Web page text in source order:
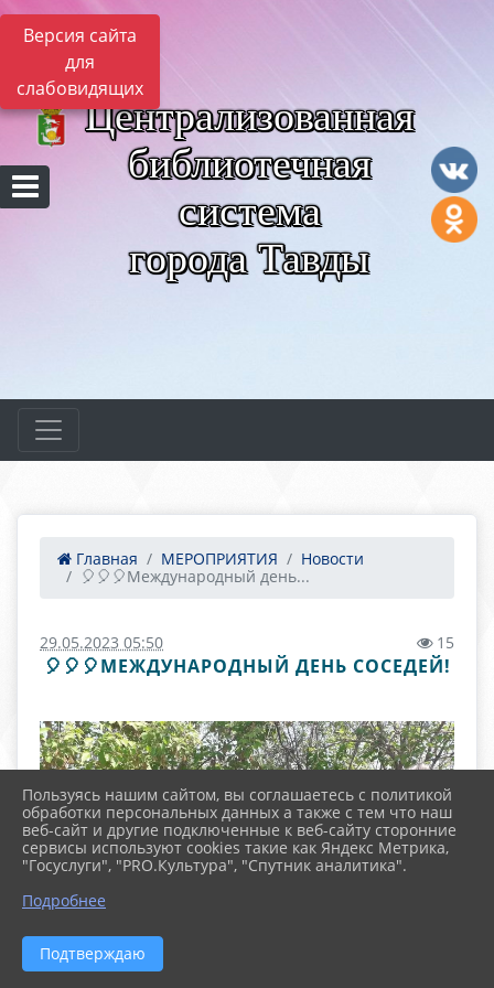
Версия сайта
для
слабовидящих
Централизованная
библиотечная
система
города Тавды
Главная МЕРОПРИЯТИЯ
Новости
🎈🎈🎈Международный день...
29.05.2023 05:50 15
🎈🎈🎈МЕЖДУНАРОДНЫЙ ДЕНЬ СОСЕДЕЙ!
Пользуясь нашим сайтом, вы соглашаетесь с политикой
обработки персональных данных а также с тем что наш
веб-сайт и другие подключенные к веб-сайту сторонние
сервисы используют cookies такие как Яндекс Метрика,
"Госуслуги", "PRO.Культура", "Спутник аналитика".
Подробнее
Подтверждаю